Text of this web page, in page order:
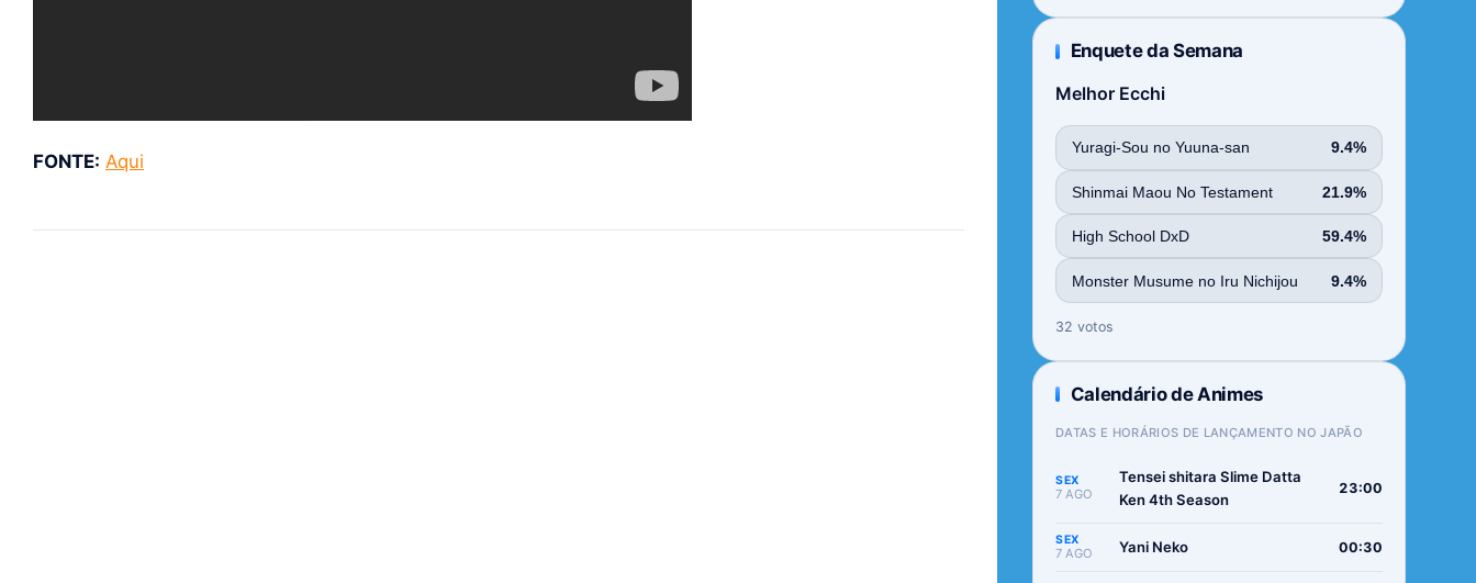
FONTE: Aqui
Enquete da Semana
Melhor Ecchi
Yuragi-Sou no Yuuna-san 9.4%
Shinmai Maou No Testament 21.9%
High School DxD 59.4%
Monster Musume no Iru Nichijou 9.4%
32 votos
Calendário de Animes
DATAS E HORÁRIOS DE LANÇAMENTO NO JAPÃO
SEX
7 AGO
Tensei shitara Slime Datta
Ken 4th Season
23:00
SEX
7 AGO Yani Neko 00:30